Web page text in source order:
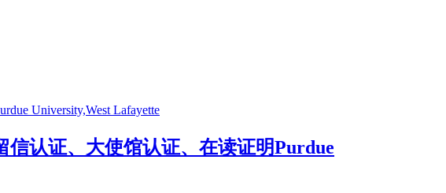
信认证、大使馆认证、在读证明Purdue